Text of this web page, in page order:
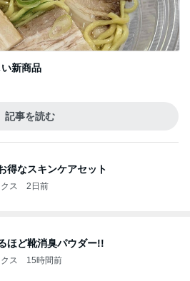
新商品
記事を読む
得なスキンケアセット
ス 2日前
ほど靴消臭パウダー!!
ス 15時間前